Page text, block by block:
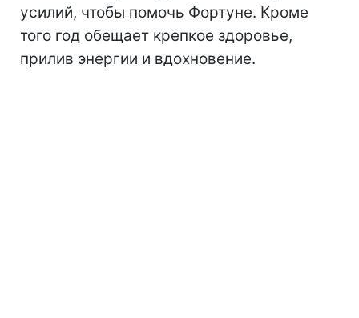
усилий, чтобы помочь Фортуне. Кроме
того год обещает крепкое здоровье,
прилив энергии и вдохновение.